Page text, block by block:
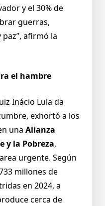
y el 30% de
guerras,
afirmó la
el hambre
Inácio Lula da
exhortó a los
una Alianza
y la Pobreza,
urgente. Según
millones de
en 2024, a
cerca de